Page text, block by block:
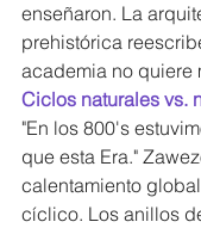
enseñaron. La
prehistórica
academia no quiere
Ciclos naturales vs.
"En los 800's
que esta Era."
calentamiento
cíclico. Los anillos